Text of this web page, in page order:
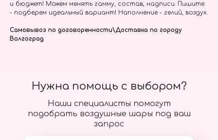
и бюджет! Можем менять гамму, состав, надписи. Пишите
- подберем идеальный вариант! Наполнение - гелий, воздух.
Самовывоз по договоренности\Доставка по городу
Волгоград
Наши специалисты помогут
подобрать воздушные шары под ваш
запрос
Нужна помощь с выбором?